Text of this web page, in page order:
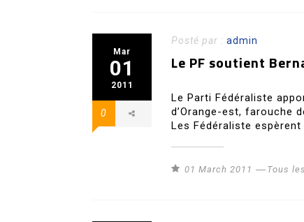
Mar
01
2011
0
Posté par : admin
Le PF soutient
Le Parti Fédéraliste
d’Orange-est, farouche
Les Fédéraliste
01 March 2011 Tous